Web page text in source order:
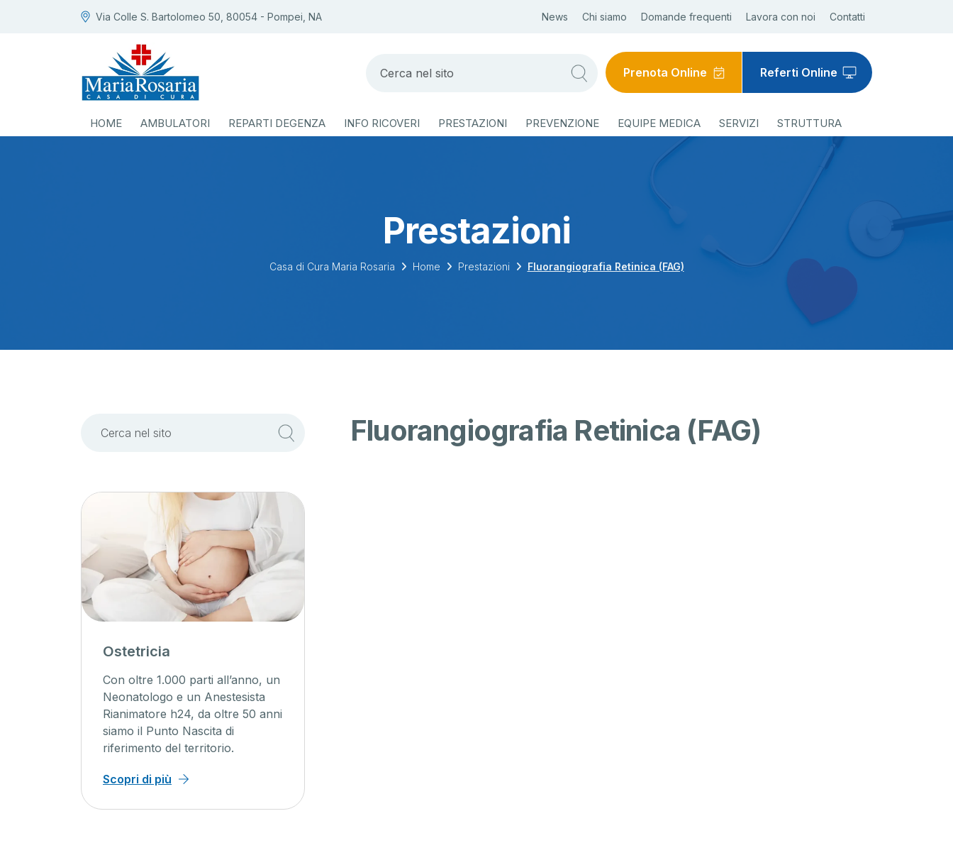
Via Colle S. Bartolomeo 50, 80054 - Pompei, NA News Chi siamo Domande frequenti Lavora con noi Contatti
Prenota Online Referti Online
HOME AMBULATORI REPARTI DEGENZA INFO RICOVERI PRESTAZIONI PREVENZIONE EQUIPE MEDICA SERVIZI STRUTTURA
Prestazioni
Casa di Cura Maria Rosaria Home Prestazioni Fluorangiografia Retinica (FAG)
Fluorangiografia Retinica (FAG)
Ostetricia
Con oltre 1.000 parti all’anno, un
Neonatologo e un Anestesista
Rianimatore h24, da oltre 50 anni
siamo il Punto Nascita di
riferimento del territorio.
Scopri di più